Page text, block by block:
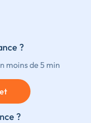
?
moins de 5 min
?